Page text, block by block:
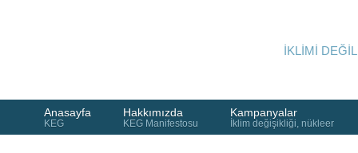
İKLİMİ
Anasayfa
KEG
Hakkımızda
KEG Manifestosu
Kampanyalar
İklim değişikliği, nükleer